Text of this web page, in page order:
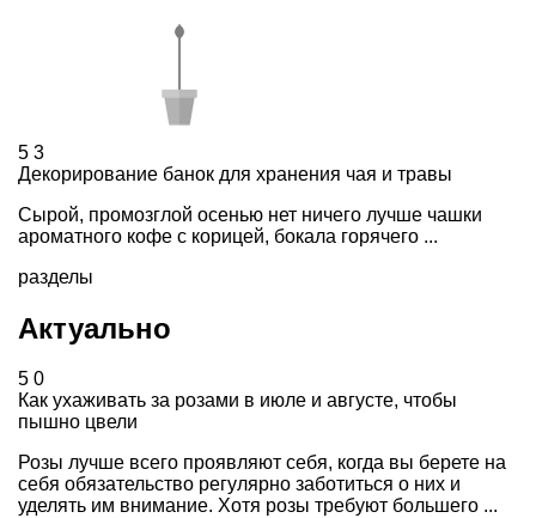
5 3
Декорирование банок для хранения чая и травы
Сырой, промозглой осенью нет ничего лучше чашки
ароматного кофе с корицей, бокала горячего ...
разделы
Актуально
5 0
Как ухаживать за розами в июле и августе, чтобы
пышно цвели
Розы лучше всего проявляют себя, когда вы берете на
себя обязательство регулярно заботиться о них и
уделять им внимание. Хотя розы требуют большего ...